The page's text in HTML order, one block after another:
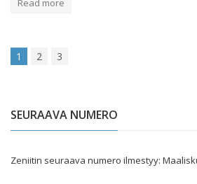
Read more
1 2 3
SEURAAVA NUMERO
Zeniitin seuraava numero ilmestyy: